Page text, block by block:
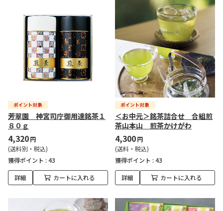
芳翠園 神宮司庁御用達銘茶１
８０ｇ
4,320円
(送料別・税込)
獲得ポイント : 43
詳細 カートに入れる
＜お中元＞銘茶詰合せ 合組煎
茶山本山 煎茶かけがわ
4,300円
(送料・税込)
獲得ポイント : 43
詳細 カートに入れる